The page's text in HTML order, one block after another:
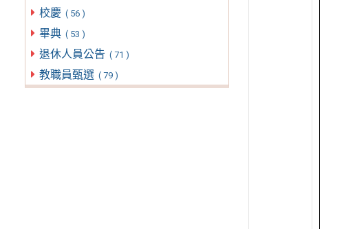
校慶 ( 56 )
畢典 ( 53 )
退休人員公告 ( 71 )
教職員甄選 ( 79 )